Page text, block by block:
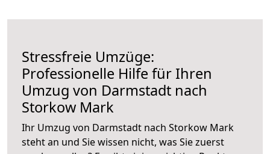
Stressfreie Umzüge:
Professionelle Hilfe für Ihren
Umzug von Darmstadt nach
Storkow Mark
Ihr Umzug von Darmstadt nach Storkow Mark
steht an und Sie wissen nicht, was Sie zuerst